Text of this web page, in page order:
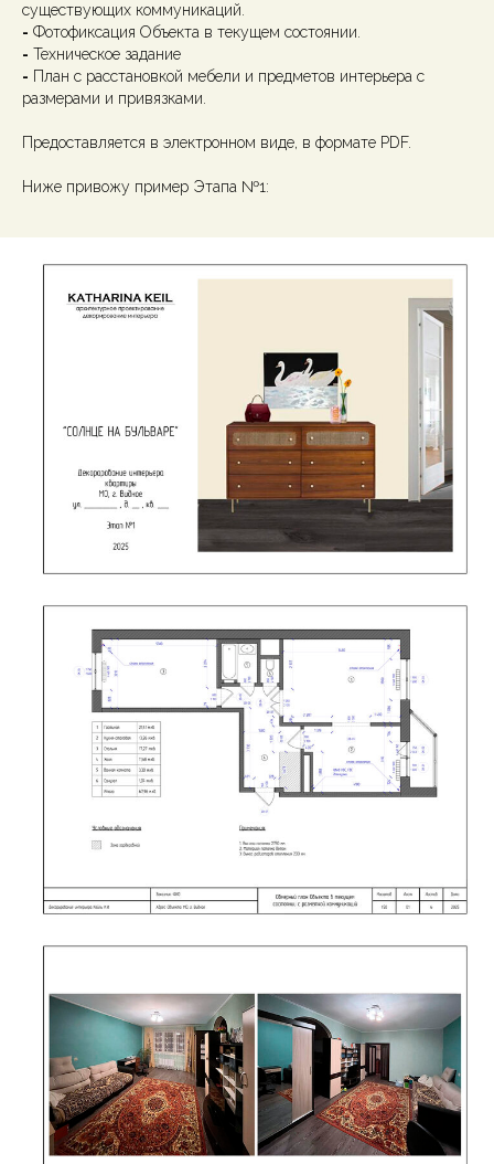
существующих коммуникаций.
- Фотофиксация Объекта в текущем состоянии.
- Техническое задание
- План с расстановкой мебели и предметов интерьера с
размерами и привязками.
Предоставляется в электронном виде, в формате PDF.
Ниже привожу пример Этапа №1: